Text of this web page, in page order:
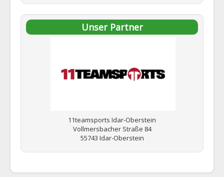
Unser Partner
11teamsports Idar-Oberstein
Vollmersbacher Straße 84
55743 Idar-Oberstein